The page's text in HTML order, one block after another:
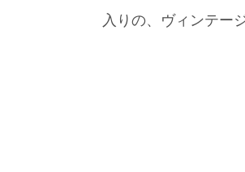
入りの、ヴィンテー